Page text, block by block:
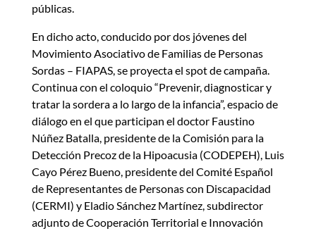
públicas.
En dicho acto, conducido por dos jóvenes del
Movimiento Asociativo de Familias de Personas
Sordas – FIAPAS, se proyecta el spot de campaña.
Continua con el coloquio “Prevenir, diagnosticar y
tratar la sordera a lo largo de la infancia”, espacio de
diálogo en el que participan el doctor Faustino
Núñez Batalla, presidente de la Comisión para la
Detección Precoz de la Hipoacusia (CODEPEH), Luis
Cayo Pérez Bueno, presidente del Comité Español
de Representantes de Personas con Discapacidad
(CERMI) y Eladio Sánchez Martínez, subdirector
adjunto de Cooperación Territorial e Innovación